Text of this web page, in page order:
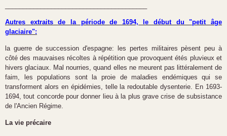
Autres extraits de la période de 1694, le début du "petit âge
glaciaire":
la guerre de succession d'espagne: les pertes militaires pèsent peu à
côté des mauvaises récoltes à répétition que provoquent étés pluvieux et
hivers glaciaux. Mal nourries, quand elles ne meurent pas littéralement de
faim, les populations sont la proie de maladies endémiques qui se
transforment alors en épidémies, telle la redoutable dysenterie. En 1693-
1694, tout concorde pour donner lieu à la plus grave crise de subsistance
de l'Ancien Régime.
La vie précaire